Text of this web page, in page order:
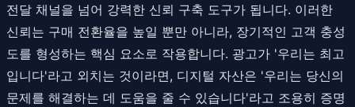
전달 채널을 넘어 강력한 신뢰 구축 도구가 됩니다. 이러한
신뢰는 구매 전환율을 높일 뿐만 아니라, 장기적인 고객 충성
도를 형성하는 핵심 요소로 작용합니다. 광고가 '우리는 최고
입니다'라고 외치는 것이라면, 디지털 자산은 '우리는 당신의
문제를 해결하는 데 도움을 줄 수 있습니다'라고 조용히 증명